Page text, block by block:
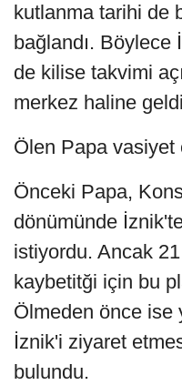
kutlanma tarihi de
bağlandı. Böylece
de kilise takvimi
merkez haline
Ölen Papa vasiyet
Önceki Papa,
dönümünde
istiyordu. Ancak
kaybetitği için bu
Ölmeden önce ise
İznik'i ziyaret
bulundu.